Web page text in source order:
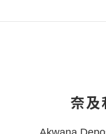
奈及